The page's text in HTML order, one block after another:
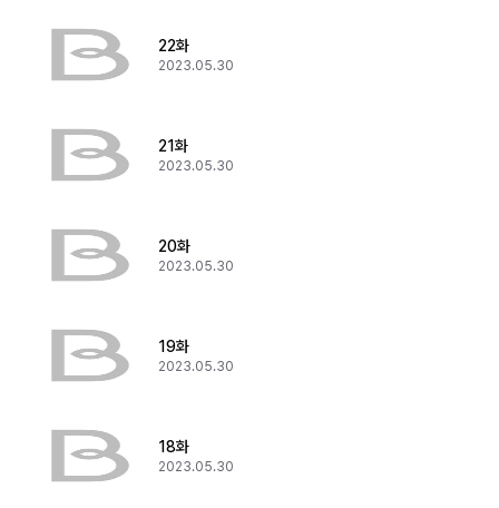
22화
2023.05.30
21화
2023.05.30
20화
2023.05.30
19화
2023.05.30
18화
2023.05.30